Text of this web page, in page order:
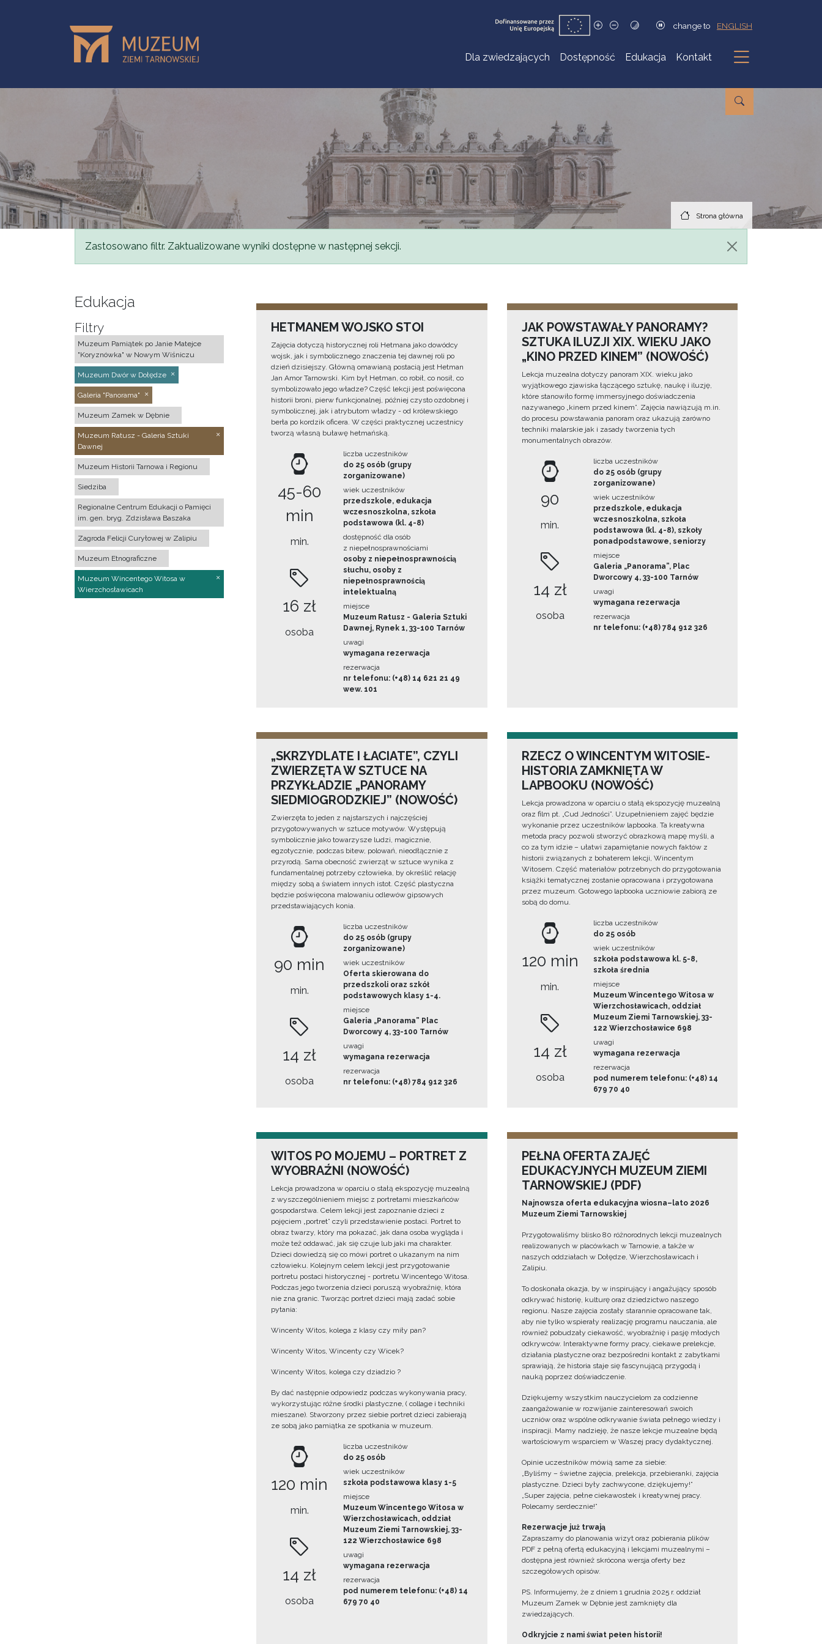
change to ENGLISH
Dla zwiedzających Dostępność Edukacja Kontakt
Podmenu
Strona główna
Komunikat
Zastosowano filtr. Zaktualizowane wyniki dostępne w następnej sekcji.
Edukacja
Filtry
Muzeum Pamiątek po Janie Matejce
"Koryznówka" w Nowym Wiśniczu
Muzeum Dwór w Dołędze
Galeria "Panorama"
Muzeum Zamek w Dębnie
Muzeum Ratusz - Galeria Sztuki
Dawnej
Muzeum Historii Tarnowa i Regionu
Siedziba
Regionalne Centrum Edukacji o Pamięci
im. gen. bryg. Zdzisława Baszaka
Zagroda Felicji Curyłowej w Zalipiu
Muzeum Etnograficzne
Muzeum Wincentego Witosa w
Wierzchosławicach
HETMANEM WOJSKO STOI
Zajęcia dotyczą historycznej roli Hetmana jako dowódcy
wojsk, jak i symbolicznego znaczenia tej dawnej roli po
dzień dzisiejszy. Główną omawianą postacią jest Hetman
Jan Amor Tarnowski. Kim był Hetman, co robił, co nosił, co
symbolizowało jego władze? Część lekcji jest poświęcona
historii broni, pierw funkcjonalnej, później czysto ozdobnej i
symbolicznej, jak i atrybutom władzy - od królewskiego
berła po kordzik oficera. W części praktycznej uczestnicy
tworzą własną buławę hetmańską.
45-60
min
min.
16 zł
osoba
liczba uczestników
do 25 osób (grupy
zorganizowane)
wiek uczestników
przedszkole, edukacja
wczesnoszkolna, szkoła
podstawowa (kl. 4-8)
dostępność dla osób
z niepełnosprawnościami
osoby z niepełnosprawnością
słuchu, osoby z
niepełnosprawnością
intelektualną
miejsce
Muzeum Ratusz - Galeria Sztuki
Dawnej, Rynek 1, 33-100 Tarnów
uwagi
wymagana rezerwacja
rezerwacja
nr telefonu: (+48) 14 621 21 49
wew. 101
JAK POWSTAWAŁY PANORAMY?
SZTUKA ILUZJI XIX. WIEKU JAKO
„KINO PRZED KINEM” (NOWOŚĆ)
Lekcja muzealna dotyczy panoram XIX. wieku jako
wyjątkowego zjawiska łączącego sztukę, naukę i iluzję,
które stanowiło formę immersyjnego doświadczenia
nazywanego „kinem przed kinem”. Zajęcia nawiązują m.in.
do procesu powstawania panoram oraz ukazują zarówno
techniki malarskie jak i zasady tworzenia tych
monumentalnych obrazów.
90
min.
14 zł
osoba
liczba uczestników
do 25 osób (grupy
zorganizowane)
wiek uczestników
przedszkole, edukacja
wczesnoszkolna, szkoła
podstawowa (kl. 4-8), szkoły
ponadpodstawowe, seniorzy
miejsce
Galeria „Panorama”, Plac
Dworcowy 4, 33-100 Tarnów
uwagi
wymagana rezerwacja
rezerwacja
nr telefonu: (+48) 784 912 326
„SKRZYDLATE I ŁACIATE”, CZYLI
ZWIERZĘTA W SZTUCE NA
PRZYKŁADZIE „PANORAMY
SIEDMIOGRODZKIEJ” (NOWOŚĆ)
Zwierzęta to jeden z najstarszych i najczęściej
przygotowywanych w sztuce motywów. Występują
symbolicznie jako towarzysze ludzi, magicznie,
egzotycznie, podczas bitew, polowań, nieodłącznie z
przyrodą. Sama obecność zwierząt w sztuce wynika z
fundamentalnej potrzeby człowieka, by określić relację
między sobą a światem innych istot. Część plastyczna
będzie poświęcona malowaniu odlewów gipsowych
przedstawiających konia.
90 min
min.
14 zł
osoba
liczba uczestników
do 25 osób (grupy
zorganizowane)
wiek uczestników
Oferta skierowana do
przedszkoli oraz szkół
podstawowych klasy 1-4.
miejsce
Galeria „Panorama” Plac
Dworcowy 4, 33-100 Tarnów
uwagi
wymagana rezerwacja
rezerwacja
nr telefonu: (+48) 784 912 326
RZECZ O WINCENTYM WITOSIE-
HISTORIA ZAMKNIĘTA W
LAPBOOKU (NOWOŚĆ)
Lekcja prowadzona w oparciu o stałą ekspozycję muzealną
oraz film pt. „Cud Jedności”. Uzupełnieniem zajęć będzie
wykonanie przez uczestników lapbooka. Ta kreatywna
metoda pracy pozwoli stworzyć obrazkową mapę myśli, a
co za tym idzie – ułatwi zapamiętanie nowych faktów z
historii związanych z bohaterem lekcji, Wincentym
Witosem. Część materiałów potrzebnych do przygotowania
książki tematycznej zostanie opracowana i przygotowana
przez muzeum. Gotowego lapbooka uczniowie zabiorą ze
sobą do domu.
120 min
min.
14 zł
osoba
liczba uczestników
do 25 osób
wiek uczestników
szkoła podstawowa kl. 5-8,
szkoła średnia
miejsce
Muzeum Wincentego Witosa w
Wierzchosławicach, oddział
Muzeum Ziemi Tarnowskiej, 33-
122 Wierzchosławice 698
uwagi
wymagana rezerwacja
rezerwacja
pod numerem telefonu: (+48) 14
679 70 40
WITOS PO MOJEMU – PORTRET Z
WYOBRAŹNI (NOWOŚĆ)
Lekcja prowadzona w oparciu o stałą ekspozycję muzealną
z wyszczególnieniem miejsc z portretami mieszkańców
gospodarstwa. Celem lekcji jest zapoznanie dzieci z
pojęciem „portret” czyli przedstawienie postaci. Portret to
obraz twarzy, który ma pokazać, jak dana osoba wygląda i
może też oddawać, jak się czuje lub jaki ma charakter.
Dzieci dowiedzą się co mówi portret o ukazanym na nim
człowieku. Kolejnym celem lekcji jest przygotowanie
portretu postaci historycznej - portretu Wincentego Witosa.
Podczas jego tworzenia dzieci poruszą wyobraźnię, która
nie zna granic. Tworząc portret dzieci mają zadać sobie
pytania:
Wincenty Witos, kolega z klasy czy miły pan?
Wincenty Witos, Wincenty czy Wicek?
Wincenty Witos, kolega czy dziadzio ?
By dać następnie odpowiedz podczas wykonywania pracy,
wykorzystując różne środki plastyczne, ( collage i techniki
mieszane). Stworzony przez siebie portret dzieci zabierają
ze sobą jako pamiątka ze spotkania w muzeum.
120 min
min.
14 zł
osoba
liczba uczestników
do 25 osób
wiek uczestników
szkoła podstawowa klasy 1-5
miejsce
Muzeum Wincentego Witosa w
Wierzchosławicach, oddział
Muzeum Ziemi Tarnowskiej, 33-
122 Wierzchosławice 698
uwagi
wymagana rezerwacja
rezerwacja
pod numerem telefonu: (+48) 14
679 70 40
PEŁNA OFERTA ZAJĘĆ
EDUKACYJNYCH MUZEUM ZIEMI
TARNOWSKIEJ (PDF)
Najnowsza oferta edukacyjna wiosna–lato 2026
Muzeum Ziemi Tarnowskiej
Przygotowaliśmy blisko 80 różnorodnych lekcji muzealnych
realizowanych w placówkach w Tarnowie, a także w
naszych oddziałach w Dołędze, Wierzchosławicach i
Zalipiu.
To doskonała okazja, by w inspirujący i angażujący sposób
odkrywać historię, kulturę oraz dziedzictwo naszego
regionu. Nasze zajęcia zostały starannie opracowane tak,
aby nie tylko wspierały realizację programu nauczania, ale
również pobudzały ciekawość, wyobraźnię i pasję młodych
odkrywców. Interaktywne formy pracy, ciekawe prelekcje,
działania plastyczne oraz bezpośredni kontakt z zabytkami
sprawiają, że historia staje się fascynującą przygodą i
nauką poprzez doświadczenie.
Dziękujemy wszystkim nauczycielom za codzienne
zaangażowanie w rozwijanie zainteresowań swoich
uczniów oraz wspólne odkrywanie świata pełnego wiedzy i
inspiracji. Mamy nadzieję, że nasze lekcje muzealne będą
wartościowym wsparciem w Waszej pracy dydaktycznej.
Opinie uczestników mówią same za siebie:
„Byliśmy – świetne zajęcia, prelekcja, przebieranki, zajęcia
plastyczne. Dzieci były zachwycone, dziękujemy!”
„Super zajęcia, pełne ciekawostek i kreatywnej pracy.
Polecamy serdecznie!”
Rezerwacje już trwają
Zapraszamy do planowania wizyt oraz pobierania plików
PDF z pełną ofertą edukacyjną i lekcjami muzealnymi –
dostępna jest również skrócona wersja oferty bez
szczegółowych opisów.
PS. Informujemy, że z dniem 1 grudnia 2025 r. oddział
Muzeum Zamek w Dębnie jest zamknięty dla
zwiedzających.
Odkryjcie z nami świat pełen historii!